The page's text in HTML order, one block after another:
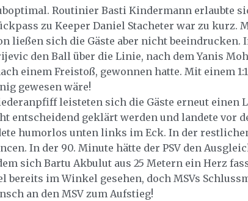
Routinier Basti Kindermann erlaubte
zu Keeper Daniel Stacheter war zu kurz.
ließen sich die Gäste aber nicht beeindrucken.
den Ball über die Linie, nach dem Yanis
einem Freistoß, gewonnen hatte. Mit einem
gewesen wäre!
leisteten sich die Gäste erneut einen
entscheidend geklärt werden und landete vor
humorlos unten links im Eck. In der
In der 90. Minute hätte der PSV den
sich Bartu Akbulut aus 25 Metern ein Herz
bereits im Winkel gesehen, doch MSVs
an den MSV zum Aufstieg!